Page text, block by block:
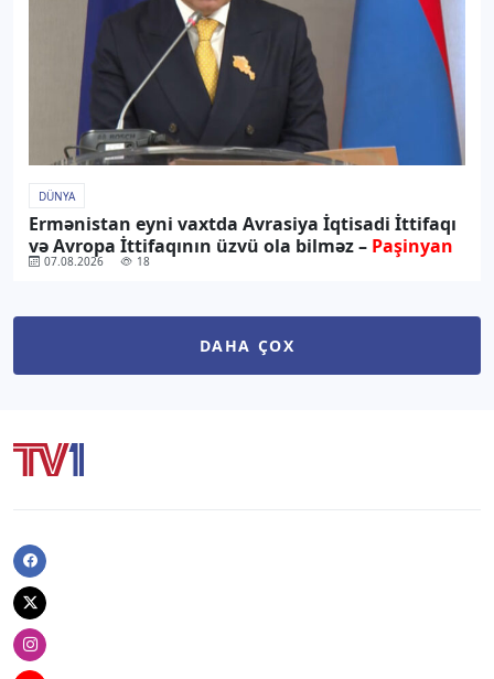
DÜNYA
Ermənistan eyni vaxtda Avrasiya İqtisadi İttifaqı
və Avropa İttifaqının üzvü ola bilməz – Paşinyan
07.08.2026 18
DAHA ÇOX
Facebook
Twitter
Instagram